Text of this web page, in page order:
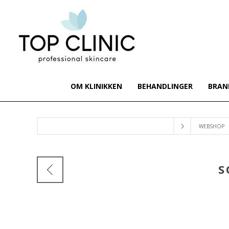
OM KLINIKKEN BEHANDLINGER
WEBSHOP